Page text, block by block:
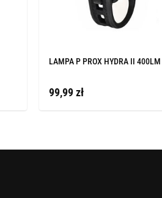
LAMPA P PROX HYDRA II 400LM
99,99 zł